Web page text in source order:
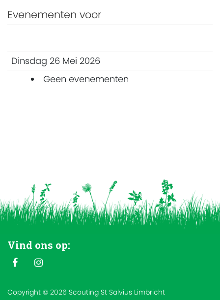
Evenementen voor
Dinsdag 26 Mei 2026
Geen evenementen
Vind ons op:
Copyright © 2026 Scouting St Salvius Limbricht